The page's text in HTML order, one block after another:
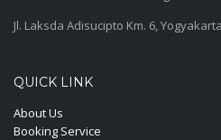
Jl. Laksda Adisucipto Km. 6,
QUICK LINK
About Us
Booking Service